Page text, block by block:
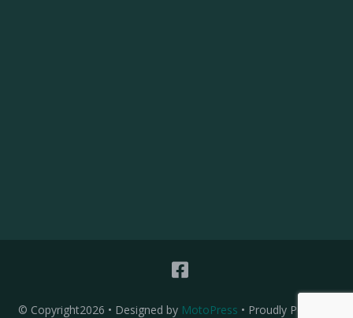
© Copyright2026 • Designed by MotoPress • Proudly Powered